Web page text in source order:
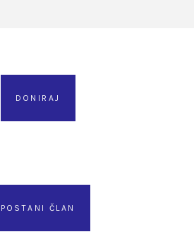
DONIRAJ
POSTANI ČLAN